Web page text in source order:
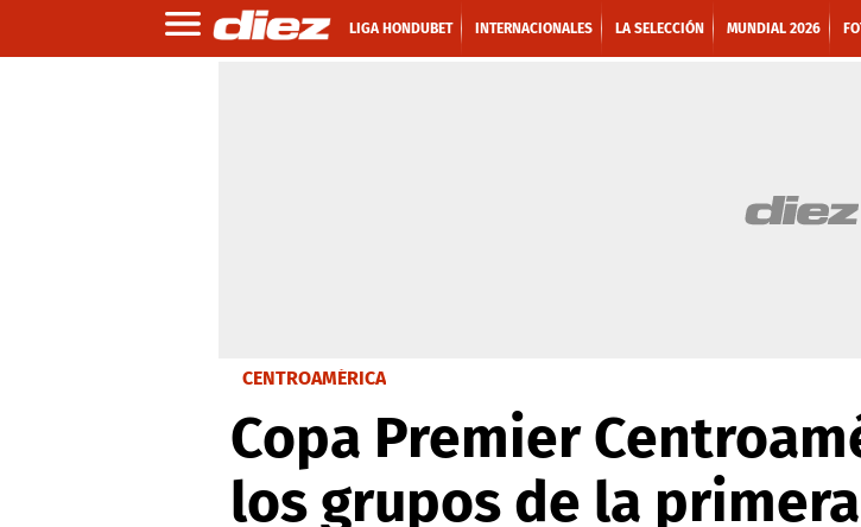
LIGA HONDUBET INTERNACIONALES LA SELECCIÓN MUNDIAL 2026
CENTROAMÉRICA
Copa Premier
los grupos de la